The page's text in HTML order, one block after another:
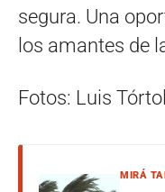
segura. Una
los amantes de
Fotos: Luis
MIRÁ